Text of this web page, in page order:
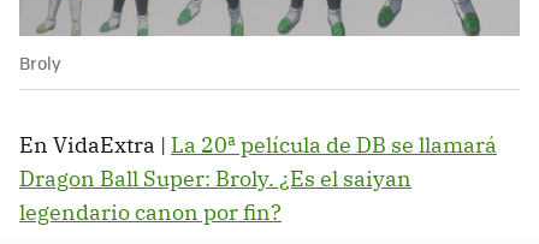
Broly
En VidaExtra | La 20ª película de DB se llamará
Dragon Ball Super: Broly. ¿Es el saiyan
legendario canon por fin?